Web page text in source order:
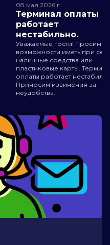
08 мая 2026 г.
Терминал оплаты
работает
нестабильно.
Уважаемые гости! Просим
возможности иметь при
наличные средства или
пластиковые карты.
оплаты работает
Приносим извинения за
неудобства.